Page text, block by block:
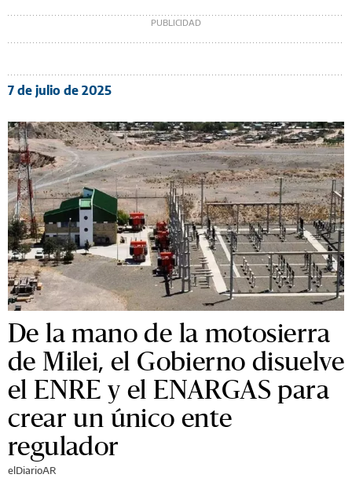
7 de julio de 2025
De la mano de la motosierra
de Milei, el Gobierno disuelve
el ENRE y el ENARGAS para
crear un único ente
regulador
elDiarioAR